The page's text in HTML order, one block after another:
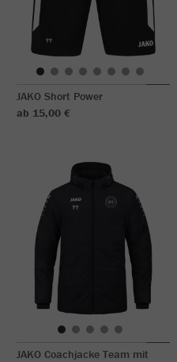
JAKO Short Power
ab 15,00 €
JAKO Coachjacke Team mit